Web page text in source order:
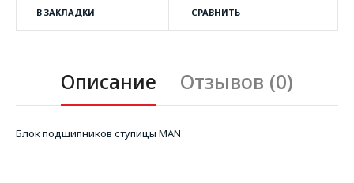
В ЗАКЛАДКИ СРАВНИТЬ
Описание Отзывов (0)
Блок подшипников ступицы MAN